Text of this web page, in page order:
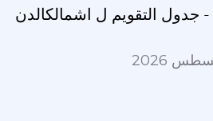
- جدول التقويم ل اشمالكالدن
2026